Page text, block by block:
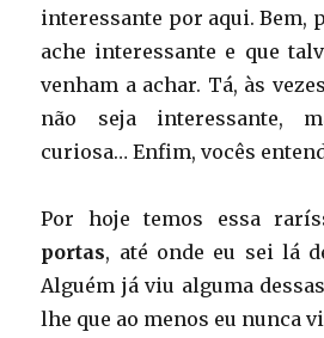
interessante por aqui. Bem,
ache interessante e que
venham a achar. Tá, às
não seja interessante,
curiosa… Enfim, vocês
Por hoje temos essa
portas, até onde eu sei lá
Alguém já viu alguma
lhe que ao menos eu nunca